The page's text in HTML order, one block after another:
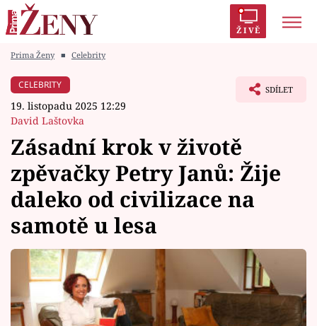
ŽIVĚ
Módní alarm
Témata
Celebrity
Vztahy
Seriály
Horoskopy
Prima Ženy ■ Celebrity
CELEBRITY
19. listopadu 2025 12:29
David Laštovka
SDÍLET
Zásadní krok v životě
zpěvačky Petry Janů: Žije
daleko od civilizace na
samotě u lesa